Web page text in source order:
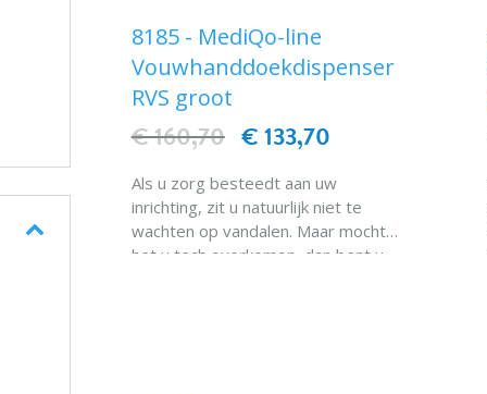
8185 - MediQo-line
Vouwhanddoekdispenser
RVS groot
€ 133,70
€ 160,70
Als u zorg besteedt aan uw
inrichting, zit u natuurlijk niet te
wachten op vandalen. Maar mocht
het u toch overkomen, dan bent u